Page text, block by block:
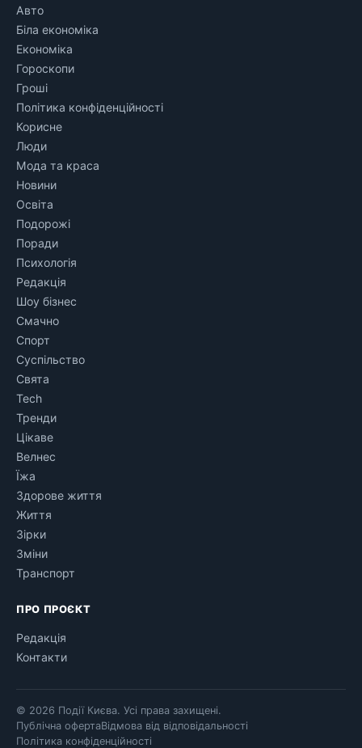
Авто
Біла економіка
Економіка
Гороскопи
Гроші
Політика конфіденційності
Корисне
Люди
Мода та краса
Новини
Освіта
Подорожі
Поради
Психологія
Редакція
Шоу бізнес
Смачно
Спорт
Суспільство
Свята
Tech
Тренди
Цікаве
Велнес
Їжа
Здорове життя
Життя
Зірки
Зміни
Транспорт
ПРО ПРОЄКТ
Редакція
Контакти
© 2026 Події Києва. Усі права захищені.
Публічна офертаВідмова від відповідальності
Політика конфіденційності